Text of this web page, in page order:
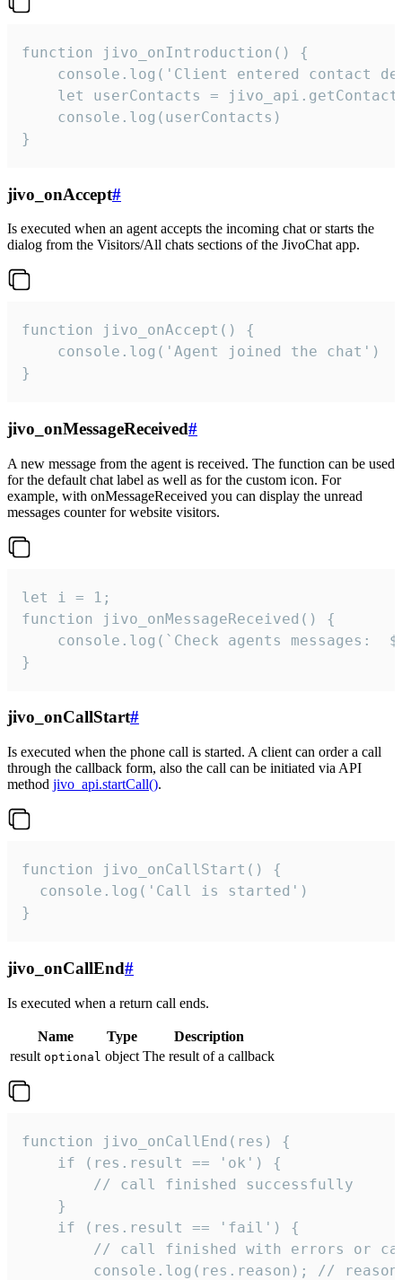
function jivo_onIntroduction() {
console.log('Client entered contact
let userContacts =
    console.log(userContacts)
}
jivo_onAccept#
Is executed when an agent accepts the incoming chat or starts the
dialog from the Visitors/All chats sections of the JivoChat app.
function jivo_onAccept() {
}
jivo_onMessageReceived#
A new message from the agent is received. The function can be used
for the default chat label as well as for the custom icon. For
example, with onMessageReceived you can display the unread
messages counter for website visitors.
let i = 1;
function jivo_onMessageReceived() {
}
jivo_onCallStart#
Is executed when the phone call is started. A client can order a call
through the callback form, also the call can be initiated via API
method jivo_api.startCall().
function jivo_onCallStart() {
  console.log('Call is started')
}
jivo_onCallEnd#
Is executed when a return call ends.
Name Type
Description
result optional object The result of a callback
function jivo_onCallEnd(res) {
    if (res.result == 'ok') {
        // call finished successfully
    }
    if (res.result == 'fail') {
// call finished with errors or
console.log(res.reason); //